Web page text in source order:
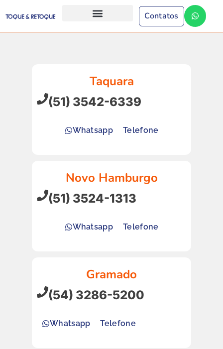
Contatos
Taquara
(51) 3542-6339
Whatsapp Telefone
Novo Hamburgo
(51) 3524-1313
Whatsapp Telefone
Gramado
(54) 3286-5200
Whatsapp Telefone